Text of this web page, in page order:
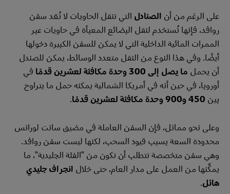
على الرغم من أن الصنادل التي تنقل الحاويات لا تُعَد سفن
روافد، فإنها تُستخدم لنقل البضائع المعبأة في حاويات عبر
الممرات المائية الداخلية التي لا يمكن للسفن الكبيرة دخولها
أيضًا. وفي هذا النوع من النقل متعدد الوسائط، يمكن للصندل
أن يحمل ما يصل إلى 300 وحدة مكافئة لعشرين قدمًا
في
أوروبا، في حين أنه في أمريكا الشمالية يمكنه حمل ما يتراوح
بين
.
وعلى نحو مماثل، فإن السفن العاملة في مضيق سانت لورانس
محدودة السعة بسبب قيود السحب، لكنها ليست سفن روافد.
وهي سفن متخصصة تتطلب أن تكون من "الفئة الجليدية"، ما
يمكِّنها من العمل على مدار العام، حتى خلال انجراف جليدي
هائل.